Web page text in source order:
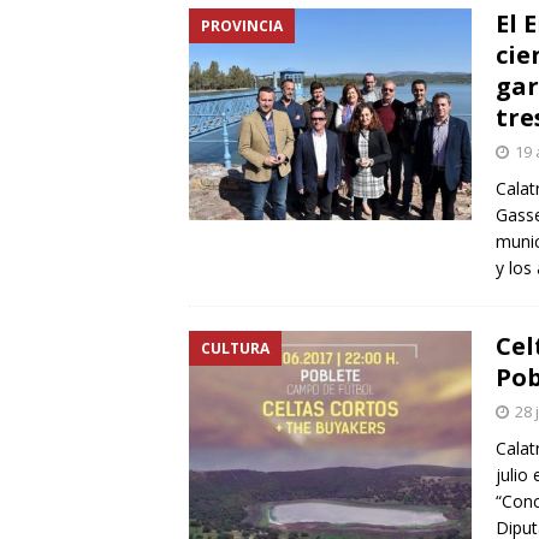
PROVINCIA
El
19
y los
CULTURA
28
julio